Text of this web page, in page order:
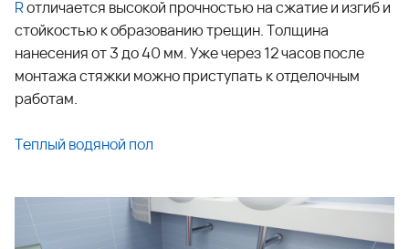
Rотличается высокой прочностью на сжатие и изгиб и
стойкостью к образованию трещин. Толщина
нанесения от 3 до 40 мм. Уже через 12 часов после
монтажа стяжки можно приступать к отделочным
работам.
Теплый водяной пол